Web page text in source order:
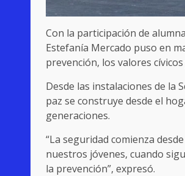
Con la participación de
Estefanía Mercado puso en
prevención, los valores
Desde las instalaciones de la
paz se construye desde el
generaciones.
“La seguridad comienza
nuestros jóvenes, cuando
la prevención”, expresó.